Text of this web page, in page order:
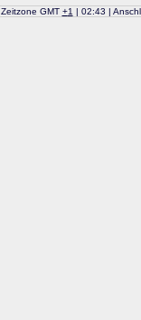
Zeitzone GMT +1 | 02:43 |